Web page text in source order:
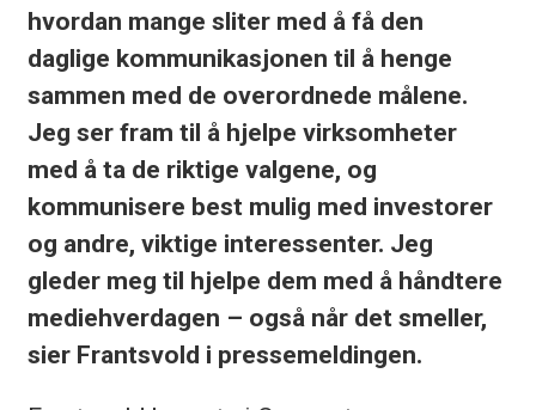
hvordan mange sliter med å få den
daglige kommunikasjonen til å henge
sammen med de overordnede målene.
Jeg ser fram til å hjelpe virksomheter
med å ta de riktige valgene, og
kommunisere best mulig med investorer
og andre, viktige interessenter. Jeg
gleder meg til hjelpe dem med å håndtere
mediehverdagen – også når det smeller,
sier Frantsvold i pressemeldingen.